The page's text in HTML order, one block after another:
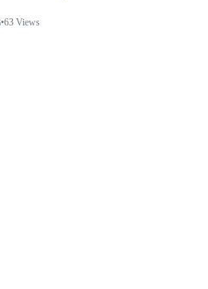
•63 Views